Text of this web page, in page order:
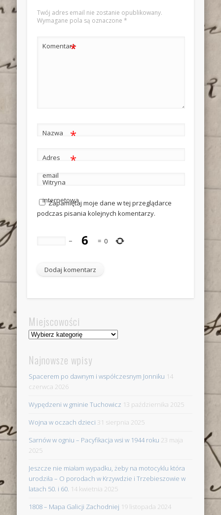
Twój adres email nie zostanie opublikowany.
Wymagane pola są oznaczone *
Komentarz
*
Nazwa *
Adres
email
*
Witryna
internetowa
Zapamiętaj moje dane w tej przeglądarce
podczas pisania kolejnych komentarzy.
− = 0
Miejscowości
Miejscowości
Najnowsze wpisy
Spacerem po dawnym i współczesnym Jonniku 14
czerwca 2026
Wypędzeni w gminie Tuchowicz 13 października 2025
Wojna w oczach dzieci 31 sierpnia 2025
Sarnów w ogniu – Pacyfikacja wsi w 1944 roku 23 maja
2025
Jeszcze nie miałam wypadku, żeby na motocyklu która
urodziła – O porodach w Krzywdzie i Trzebieszowie w
latach 50. i 60. 14 kwietnia 2025
1808 – Mapa Galicji Zachodniej 19 listopada 2024